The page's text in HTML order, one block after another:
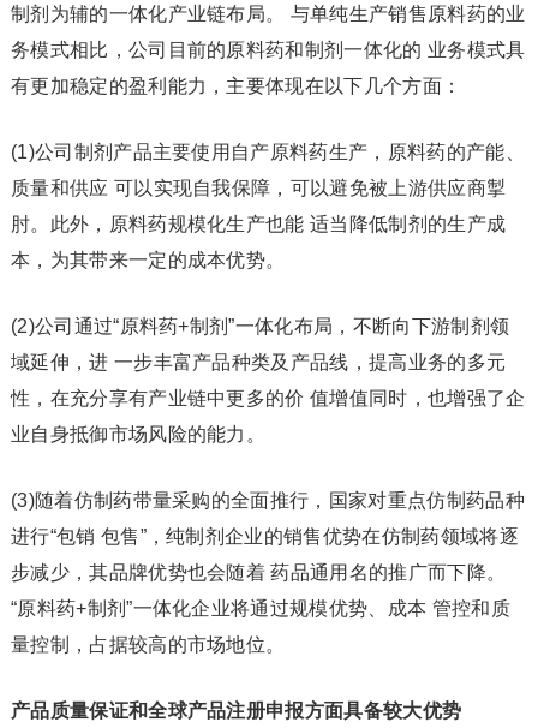
制剂为辅的一体化产业链布局。 与单纯生产销售原料药的业
务模式相比，公司目前的原料药和制剂一体化的 业务模式具
有更加稳定的盈利能力，主要体现在以下几个方面：
(1)公司制剂产品主要使用自产原料药生产，原料药的产能、
质量和供应 可以实现自我保障，可以避免被上游供应商掣
肘。此外，原料药规模化生产也能 适当降低制剂的生产成
本，为其带来一定的成本优势。
(2)公司通过“原料药+制剂”一体化布局，不断向下游制剂领
域延伸，进 一步丰富产品种类及产品线，提高业务的多元
性，在充分享有产业链中更多的价 值增值同时，也增强了企
业自身抵御市场风险的能力。
(3)随着仿制药带量采购的全面推行，国家对重点仿制药品种
进行“包销 包售”，纯制剂企业的销售优势在仿制药领域将逐
步减少，其品牌优势也会随着 药品通用名的推广而下降。
“原料药+制剂”一体化企业将通过规模优势、成本 管控和质
量控制，占据较高的市场地位。
产品质量保证和全球产品注册申报方面具备较大优势